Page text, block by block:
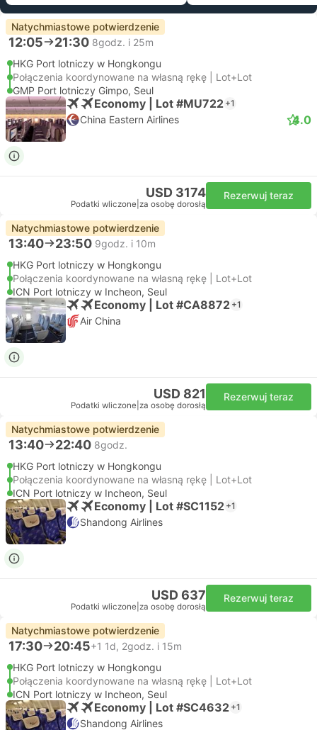
Natychmiastowe potwierdzenie
12:05 21:30 8godz. i 25m
HKG Port lotniczy w Hongkongu
Połączenia koordynowane na własną rękę | Lot+Lot
GMP Port lotniczy Gimpo, Seul
Economy | Lot #MU722 +1
China Eastern Airlines 4.0
USD 3174
Podatki wliczone za osobę dorosłą
Rezerwuj teraz
Natychmiastowe potwierdzenie
13:40 23:50 9godz. i 10m
HKG Port lotniczy w Hongkongu
Połączenia koordynowane na własną rękę | Lot+Lot
ICN Port lotniczy w Incheon, Seul
Economy | Lot #CA8872 +1
Air China
USD 821
Podatki wliczone za osobę dorosłą
Rezerwuj teraz
Natychmiastowe potwierdzenie
13:40 22:40 8godz.
HKG Port lotniczy w Hongkongu
Połączenia koordynowane na własną rękę | Lot+Lot
ICN Port lotniczy w Incheon, Seul
Economy | Lot #SC1152 +1
Shandong Airlines
USD 637
Podatki wliczone za osobę dorosłą
Rezerwuj teraz
Natychmiastowe potwierdzenie
17:30 20:45+1 1d, 2godz. i 15m
HKG Port lotniczy w Hongkongu
Połączenia koordynowane na własną rękę | Lot+Lot
ICN Port lotniczy w Incheon, Seul
Economy | Lot #SC4632 +1
Shandong Airlines